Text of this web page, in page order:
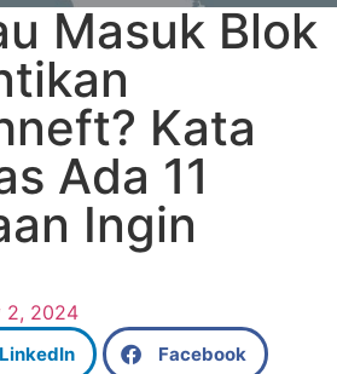
Masuk Blok
Kata
Ada 11
Ingin
2, 2024
LinkedIn Facebook